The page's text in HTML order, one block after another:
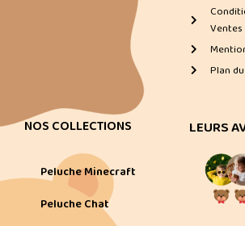
Ventes
Plan
NOS COLLECTIONS
Peluche Minecraft
Peluche Chat
LEURS